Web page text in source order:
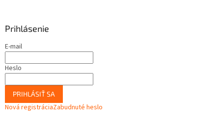
Prihlásenie
E-mail
Heslo
PRIHLÁSIŤ SA
Nová registráciaZabudnuté heslo